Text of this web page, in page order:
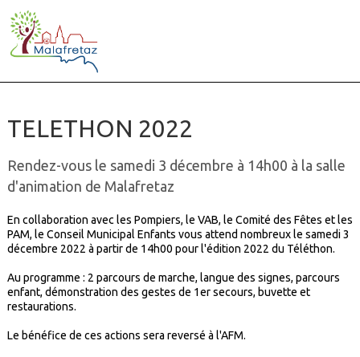
TELETHON 2022
Rendez-vous le samedi 3 décembre à 14h00 à la salle
d'animation de Malafretaz
En collaboration avec les Pompiers, le VAB, le Comité des Fêtes et les
PAM, le Conseil Municipal Enfants vous attend nombreux le samedi 3
décembre 2022 à partir de 14h00 pour l'édition 2022 du Téléthon.
Au programme : 2 parcours de marche, langue des signes, parcours
enfant, démonstration des gestes de 1er secours, buvette et
restaurations.
Le bénéfice de ces actions sera reversé à l'AFM.